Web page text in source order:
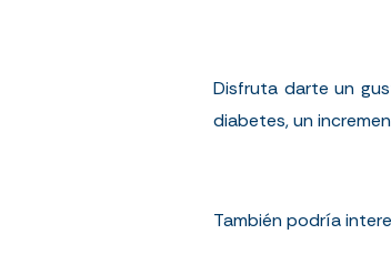
Disfruta darte un
diabetes, un
También podría